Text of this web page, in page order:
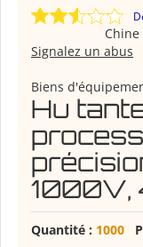
Chine
Signalez un abus
Biens
Hu
1000V,
Quantité : 1000